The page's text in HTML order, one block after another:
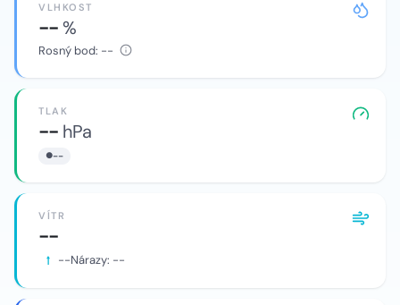
VLHKOST
--%
Rosný bod: --
TLAK
-- hPa
--
VÍTR
--
--Nárazy: --